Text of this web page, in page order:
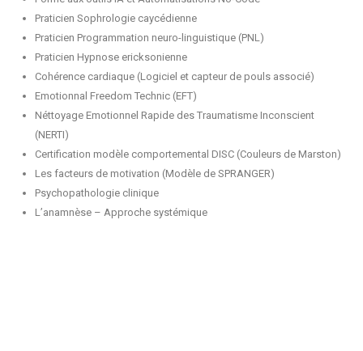
Praticien Sophrologie caycédienne
Praticien Programmation neuro-linguistique (PNL)
Praticien Hypnose ericksonienne
Cohérence cardiaque (Logiciel et capteur de pouls associé)
Emotionnal Freedom Technic (EFT)
Néttoyage Emotionnel Rapide des Traumatisme Inconscient
(NERTI)
Certification modèle comportemental DISC (Couleurs de Marston)
Les facteurs de motivation (Modèle de SPRANGER)
Psychopathologie clinique
L’anamnèse – Approche systémique